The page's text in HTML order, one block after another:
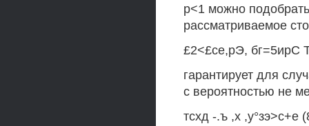
р<1 можно
рассматриваемое
£2<£се,рЭ, бг=5ирС
гарантирует для
с вероятностью не
тсхд -.ъ ,х ,у°зэ>с+е